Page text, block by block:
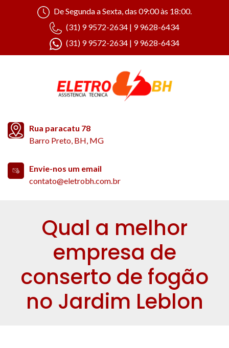
De Segunda a Sexta, das 09:00 às 18:00.
(31) 9 9572-2634 | 9 9628-6434
(31) 9 9572-2634 | 9 9628-6434
Rua paracatu 78
Barro Preto, BH, MG
Envie-nos um email
contato@eletrobh.com.br
Qual a melhor
empresa de
conserto de fogão
no Jardim Leblon